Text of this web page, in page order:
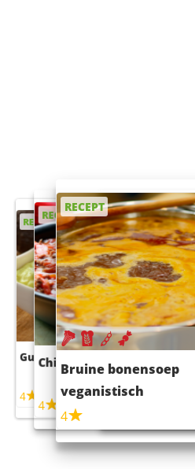
RECEPT
Guacamole
4
RECEPT
Chili con carne
4
RECEPT
Bruine bonensoep
veganistisch
4
RECEPT
Sushi rijstsalade
maaltijdsalade
RECEPT
4